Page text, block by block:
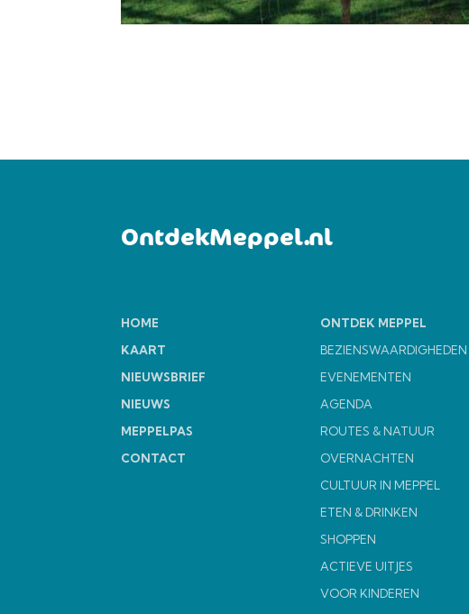
OntdekMeppel.nl
HOME
KAART
NIEUWSBRIEF
NIEUWS
MEPPELPAS
CONTACT
ONTDEK MEPPEL
BEZIENSWAARDIGHEDEN
EVENEMENTEN
AGENDA
ROUTES & NATUUR
OVERNACHTEN
CULTUUR IN MEPPEL
ETEN & DRINKEN
SHOPPEN
ACTIEVE UITJES
VOOR KINDEREN